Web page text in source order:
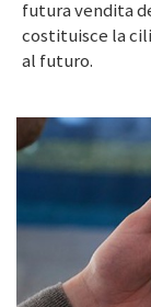
futura vendita
costituisce la
al futuro.